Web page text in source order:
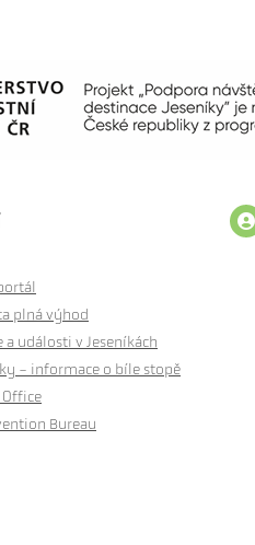
plná výhod
a události v Jeseníkách
- informace o bíle stopě
Bureau